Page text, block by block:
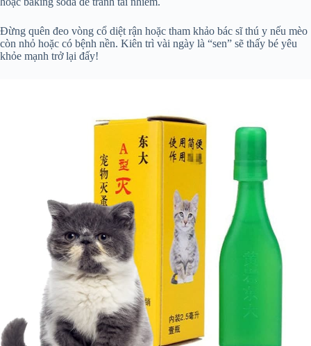
Đừng quên đeo vòng cổ diệt rận hoặc tham khảo bác sĩ thú y nếu mèo
còn nhỏ hoặc có bệnh nền. Kiên trì vài ngày là “sen” sẽ thấy bé yêu
khỏe mạnh trở lại đấy!